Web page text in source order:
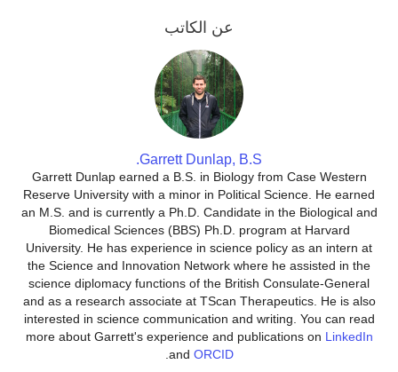
عن الكاتب
Garrett Dunlap, B.S.
Garrett Dunlap earned a B.S. in Biology from Case Western
Reserve University with a minor in Political Science. He earned
an M.S. and is currently a Ph.D. Candidate in the Biological and
Biomedical Sciences (BBS) Ph.D. program at Harvard
University. He has experience in science policy as an intern at
the Science and Innovation Network where he assisted in the
science diplomacy functions of the British Consulate-General
and as a research associate at TScan Therapeutics. He is also
interested in science communication and writing. You can read
more about Garrett's experience and publications on LinkedIn
and ORCID